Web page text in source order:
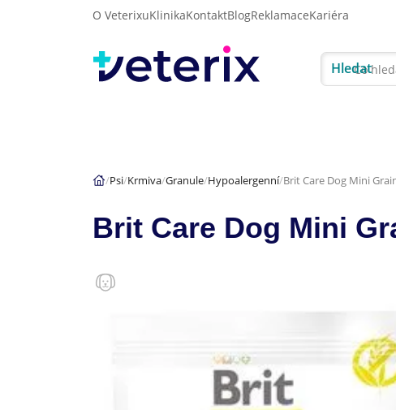
O VeterixuKlinikaKontaktBlogReklamaceKariéra
Hledat
Psi Krmiva Granule Hypoalergenní Brit Care Dog Mini
Brit Care Dog Mini